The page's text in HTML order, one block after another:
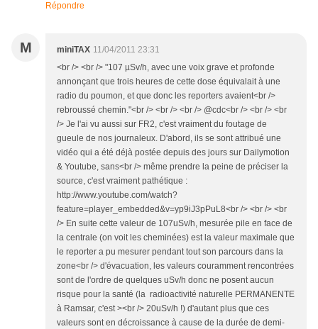
Répondre
M miniTAX 11/04/2011 23:31
<br /> <br /> "107 µSv/h, avec une voix grave et profonde
annonçant que trois heures de cette dose équivalait à une
radio du poumon, et que donc les reporters avaient<br />
rebroussé chemin."<br /> <br /> <br /> @cdc<br /> <br /> <br
/> Je l'ai vu aussi sur FR2, c'est vraiment du foutage de
gueule de nos journaleux. D'abord, ils se sont attribué une
vidéo qui a été déjà postée depuis des jours sur Dailymotion
& Youtube, sans<br /> même prendre la peine de préciser la
source, c'est vraiment pathétique :
http://www.youtube.com/watch?
feature=player_embedded&v=yp9iJ3pPuL8<br /> <br /> <br
/> En suite cette valeur de 107uSv/h, mesurée pile en face de
la centrale (on voit les cheminées) est la valeur maximale que
le reporter a pu mesurer pendant tout son parcours dans la
zone<br /> d'évacuation, les valeurs couramment rencontrées
sont de l'ordre de quelques uSv/h donc ne posent aucun
risque pour la santé (la radioactivité naturelle PERMANENTE
à Ramsar, c'est ><br /> 20uSv/h !) d'autant plus que ces
valeurs sont en décroissance à cause de la durée de demi-